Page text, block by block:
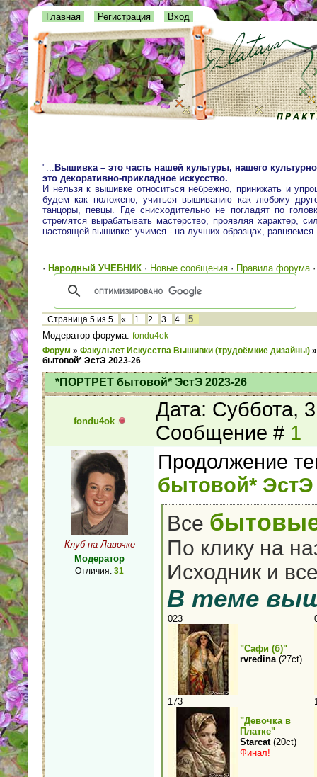
Главная Регистрация Вход
"... Вышивка – это часть нашей культуры, нашего
это декоративно-прикладное искусство.
И нельзя к вышивке относиться небрежно, принижать и
будем как положено, учиться вышиванию как любому
танцоры, певцы. Где снисходительно не погладят по
стремятся вырабатывать мастерство, проявляя характер,
настоящей вышивке: учимся - на лучших образцах,
· Народный УЧЕБНИК · Новые сообщения · Правила форума
Страница 5 из 5 « 1 2 3 4
5
Модератор форума: fondu4ok
Форум » Факультет Искусства Вышивки (трудоёмкие дизайны) »
бытовой* ЭстЭ 2023-26
*ПОРТРЕТ бытовой* ЭстЭ 2023-26
fondu4ok
Дата: Суббота,
Сообщение # 1
Клуб на Лавочке
Модератор
Отличия: 31
Продолжение
бытовой* ЭстЭ
Все
По клику на
Исходник и
В теме
023
"Сафи (б)"
rvredina(27ct)
173
"Девочка в
Платке"
Starcat(20ct)
Финал!